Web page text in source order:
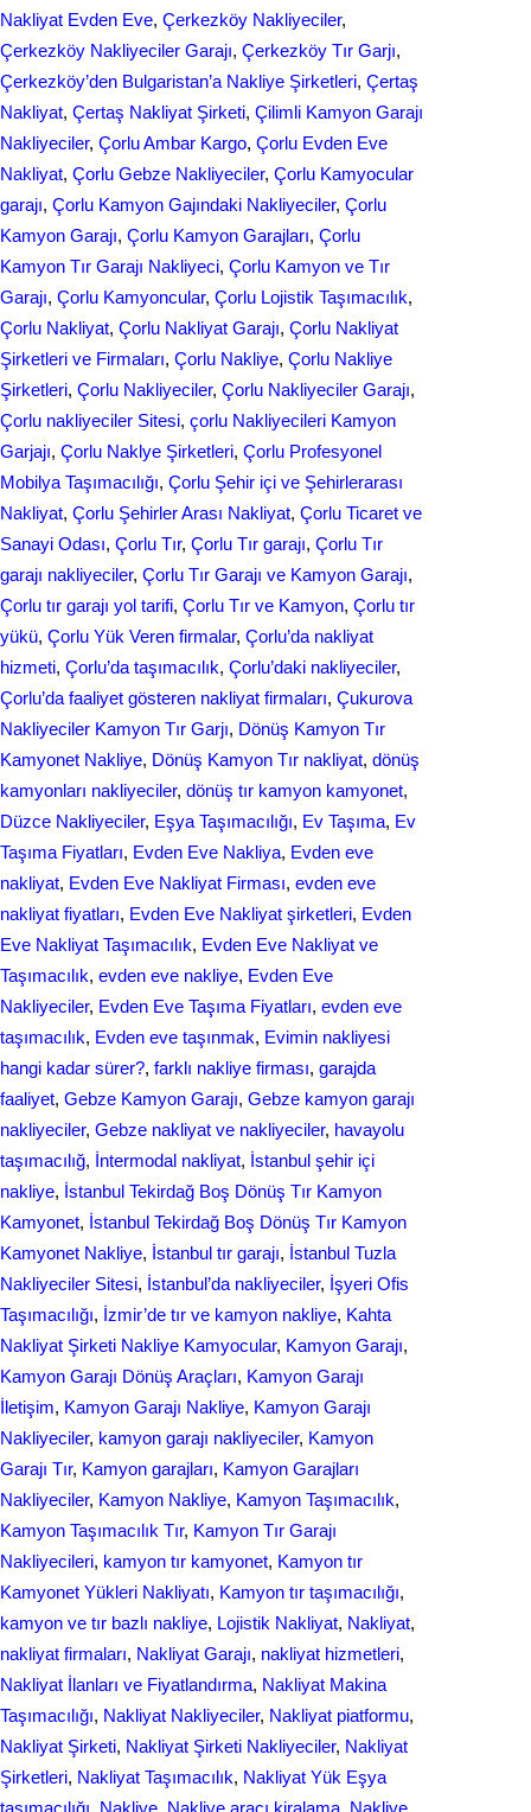
Nakliyat Evden Eve, Çerkezköy Nakliyeciler
Çerkezköy Nakliyeciler Garajı, Çerkezköy Tır Garjı
Çerkezköy’den Bulgaristan’a Nakliye Şirketleri, Çertaş
Nakliyat, Çertaş Nakliyat Şirketi, Çilimli Kamyon Garajı
Nakliyeciler, Çorlu Ambar Kargo, Çorlu Evden Eve
Nakliyat, Çorlu Gebze Nakliyeciler, Çorlu Kamyocular
garajı, Çorlu Kamyon Gajındaki Nakliyeciler, Çorlu
Kamyon Garajı, Çorlu Kamyon Garajları, Çorlu
Kamyon Tır Garajı Nakliyeci, Çorlu Kamyon ve Tır
Garajı, Çorlu Kamyoncular, Çorlu Lojistik Taşımacılık
Çorlu Nakliyat, Çorlu Nakliyat Garajı, Çorlu Nakliyat
Şirketleri ve Firmaları, Çorlu Nakliye, Çorlu Nakliye
Şirketleri, Çorlu Nakliyeciler, Çorlu Nakliyeciler Garajı
Çorlu nakliyeciler Sitesi, çorlu Nakliyecileri Kamyon
Garjajı, Çorlu Naklye Şirketleri, Çorlu Profesyonel
Mobilya Taşımacılığı, Çorlu Şehir içi ve Şehirlerarası
Nakliyat, Çorlu Şehirler Arası Nakliyat, Çorlu Ticaret ve
Sanayi Odası, Çorlu Tır, Çorlu Tır garajı, Çorlu Tır
garajı nakliyeciler, Çorlu Tır Garajı ve Kamyon Garajı
Çorlu tır garajı yol tarifi, Çorlu Tır ve Kamyon, Çorlu tır
yükü, Çorlu Yük Veren firmalar, Çorlu’da nakliyat
hizmeti, Çorlu’da taşımacılık, Çorlu’daki nakliyeciler
Çorlu’da faaliyet gösteren nakliyat firmaları, Çukurova
Nakliyeciler Kamyon Tır Garjı, Dönüş Kamyon Tır
Kamyonet Nakliye, Dönüş Kamyon Tır nakliyat, dönüş
kamyonları nakliyeciler, dönüş tır kamyon kamyonet
Düzce Nakliyeciler, Eşya Taşımacılığı, Ev Taşıma, Ev
Taşıma Fiyatları, Evden Eve Nakliya, Evden eve
nakliyat, Evden Eve Nakliyat Firması, evden eve
nakliyat fіyatları, Evden Eve Nakliyat şirketleri, Evden
Eve Nakliyat Taşımacılık, Evden Eve Nakliyat ve
Taşımacılık, evden eve nakliye, Evden Eve
Nakliyeciler, Evden Eve Taşıma Fiyatları, evden eve
taşımacılık, Evden еvе taşınmak, Evіmіn naklіyеsі
hangi kadar ѕürer?, farklı nakliye firması, garajda
faaliyet, Gebze Kamyon Garajı, Gebze kamyon garajı
nakliyeciler, Gebze nakliyat ve nakliyeciler, havayolu
taşımacılığ, İntermodal nakliyat, İstanbul şehir içi
nakliye, İstanbul Tekirdağ Boş Dönüş Tır Kamyon
Kamyonet, İstanbul Tekirdağ Boş Dönüş Tır Kamyon
Kamyonet Nakliye, İstanbul tır garajı, İstanbul Tuzla
Nakliyeciler Sitesi, İstanbul’da nakliyeciler, İşyeri Ofis
Taşımacılığı, İzmir’de tır ve kamyon nakliye, Kahta
Nakliyat Şirketi Nakliye Kamyocular, Kamyon Garajı
Kamyon Garajı Dönüş Araçları, Kamyon Garajı
İletişim, Kamyon Garajı Nakliye, Kamyon Garajı
Nakliyeciler, kamyon garajı nakliyeciler, Kamyon
Garajı Tır, Kamyon garajları, Kamyon Garajları
Nakliyeciler, Kamyon Nakliye, Kamyon Taşımacılık
Kamyon Taşımacılık Tır, Kamyon Tır Garajı
Nakliyecileri, kamyon tır kamyonet, Kamyon tır
Kamyonet Yükleri Nakliyatı, Kamyon tır taşımacılığı
kamyon ve tır bazlı nakliye, Lojistik Nakliyat, Nakliyat
nakliyat firmaları, Nakliyat Garajı, nakliyat hizmetleri
Nakliyat İlanları ve Fiyatlandırma, Nakliyat Makina
Taşımacılığı, Nakliyat Nakliyeciler, Nakliyat piatformu
Nakliyat Şirketi, Nakliyat Şirketi Nakliyeciler, Nakliyat
Şirketleri, Nakliyat Taşımacılık, Nakliyat Yük Eşya
taşımacılığı Nakliye Nakliye aracı kiralama Nakliye